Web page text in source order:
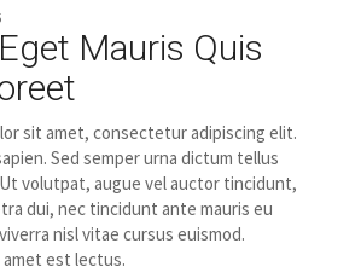
Mauris Quis
sit amet, consectetur adipiscing elit.
Sed semper urna dictum tellus
volutpat, augue vel auctor tincidunt,
dui, nec tincidunt ante mauris eu
nisl vitae cursus euismod.
est lectus.